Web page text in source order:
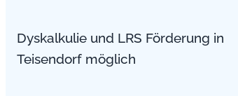
Dyskalkulie und LRS Förderung in
Teisendorf möglich